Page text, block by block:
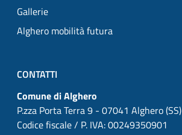
Gallerie
Alghero mobilità futura
CONTATTI
Comune di Alghero
P.zza Porta Terra 9 - 07041 Alghero (SS)
Codice fiscale / P. IVA: 00249350901